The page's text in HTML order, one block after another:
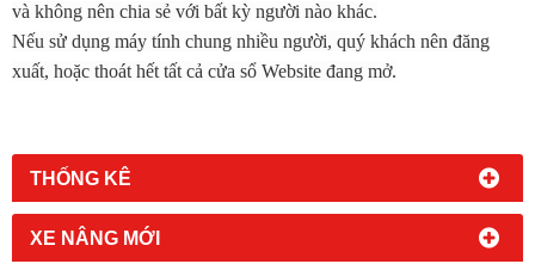
THỐNG KÊ
XE NÂNG MỚI
và không nên chia sẻ với bất kỳ người nào khác.
Nếu sử dụng máy tính chung nhiều người, quý khách nên đăng
xuất, hoặc thoát hết tất cả cửa sổ Website đang mở.